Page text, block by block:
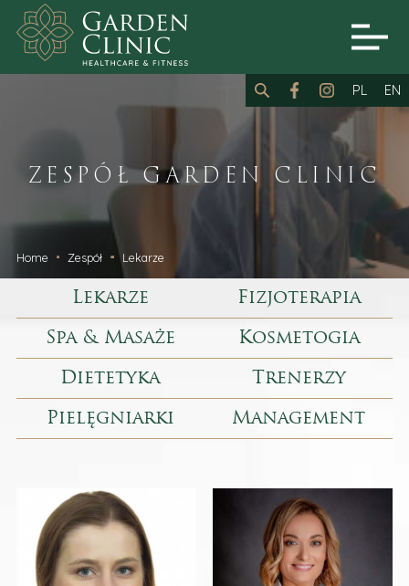
PL EN
ZESPÓŁ GARDEN CLINIC
Home Zespół Lekarze
Lekarze Fizjoterapia
Spa & Masaże Kosmetogia
Dietetyka Trenerzy
Pielęgniarki Management